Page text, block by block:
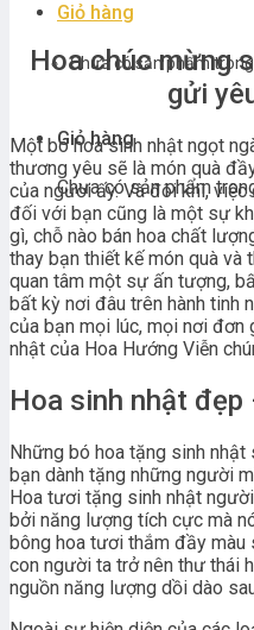
Giỏ hàng
Chưa có sản phẩm
Giỏ hàng
Chưa có sản phẩm
Hoa chúc mừng
gửi
Một bó hoa sinh nhật ngọt
thương yêu sẽ là món quà
của người ấy. Và đôi khi,
đối với bạn cũng là một sự
gì, chỗ nào bán hoa chất
thay bạn thiết kế món quà
quan tâm một sự ấn tượng,
bất kỳ nơi đâu trên hành tinh
của bạn mọi lúc, mọi nơi
nhật của Hoa Hướng Viễn
Hoa sinh nhật đẹp
Những bó hoa tặng sinh
bạn dành tặng những người
Hoa tươi tặng sinh nhật
bởi năng lượng tích cực mà
bông hoa tươi thắm đầy màu
con người ta trở nên thư thái
nguồn năng lượng dồi dào